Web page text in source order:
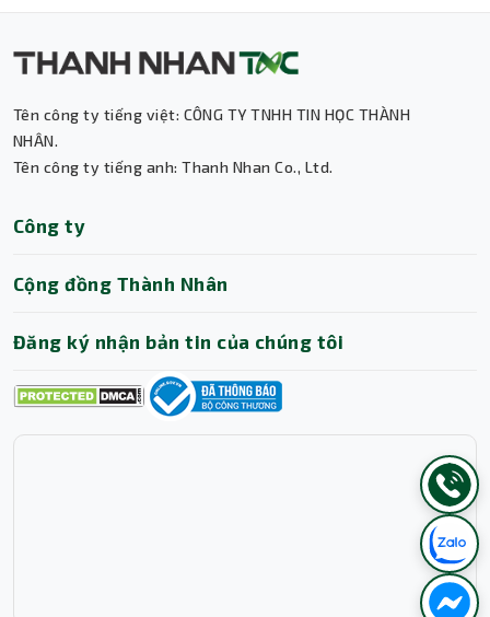
Tên công ty tiếng việt: CÔNG TY TNHH TIN HỌC THÀNH
NHÂN.
Tên công ty tiếng anh: Thanh Nhan Co., Ltd.
Công ty
Cộng đồng Thành Nhân
Đăng ký nhận bản tin của chúng tôi